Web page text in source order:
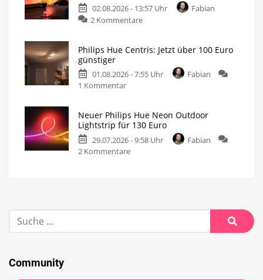
02.08.2026 - 13:57 Uhr
Fabian
2 Kommentare
Philips Hue Centris: Jetzt über 100 Euro
günstiger
01.08.2026 - 7:55 Uhr
Fabian
1 Kommentar
Neuer Philips Hue Neon Outdoor
Lightstrip für 130 Euro
29.07.2026 - 9:58 Uhr
Fabian
2 Kommentare
Community